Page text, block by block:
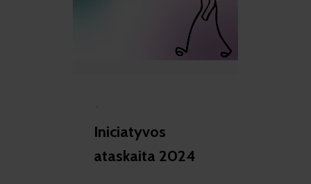
·
Iniciatyvos
ataskaita 2024